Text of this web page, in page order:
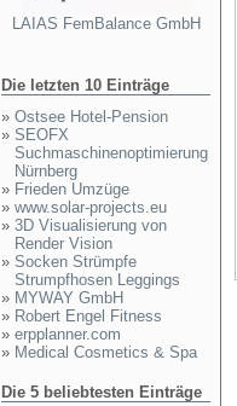
LAIAS FemBalance GmbH
Die letzten 10 Einträge
» Ostsee Hotel-Pension
» SEOFX
Suchmaschinenoptimierung
Nürnberg
» Frieden Umzüge
» www.solar-projects.eu
» 3D Visualisierung von
Render Vision
» Socken Strümpfe
Strumpfhosen Leggings
» MYWAY GmbH
» Robert Engel Fitness
» erpplanner.com
» Medical Cosmetics & Spa
Die 5 beliebtesten Einträge